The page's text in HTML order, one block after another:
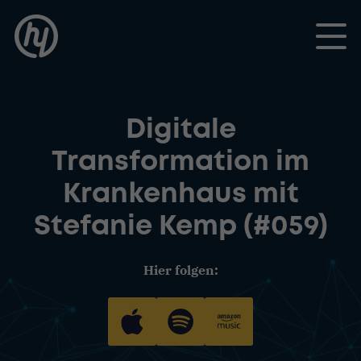
Toggle
Digitale
Transformation im
Krankenhaus mit
Stefanie Kemp (#059)
Hier folgen: